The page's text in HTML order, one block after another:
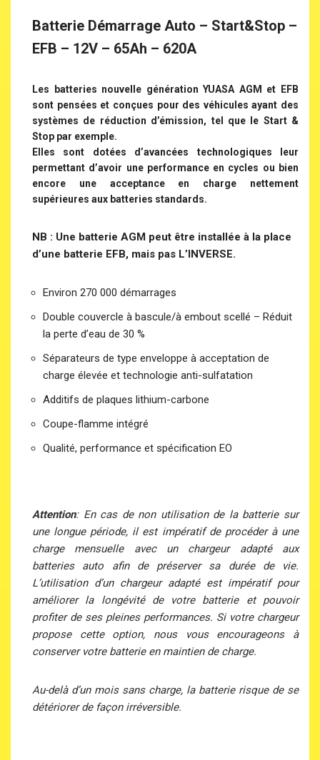
Batterie Démarrage Auto – Start&Stop –
EFB – 12V – 65Ah – 620A
Les batteries nouvelle génération YUASA AGM et EFB
sont pensées et conçues pour des véhicules ayant des
systèmes de réduction d’émission, tel que le Start &
Stop par exemple.
Elles sont dotées d’avancées technologiques leur
permettant d’avoir une performance en cycles ou bien
encore une acceptance en charge nettement
supérieures aux batteries standards.
NB : Une batterie AGM peut être installée à la place
d’une batterie EFB, mais pas L’INVERSE.
Environ 270 000 démarrages
Double couvercle à bascule/à embout scellé – Réduit
la perte d’eau de 30 %
Séparateurs de type enveloppe à acceptation de
charge élevée et technologie anti-sulfatation
Additifs de plaques lithium-carbone
Coupe-flamme intégré
Qualité, performance et spécification EO
Attention: En cas de non utilisation de la batterie sur
une longue période, il est impératif de procéder à une
charge mensuelle avec un chargeur adapté aux
batteries auto afin de préserver sa durée de vie.
L’utilisation d’un chargeur adapté est impératif pour
améliorer la longévité de votre batterie et pouvoir
profiter de ses pleines performances. Si votre chargeur
propose cette option, nous vous encourageons à
conserver votre batterie en maintien de charge.
Au-delà d’un mois sans charge, la batterie risque de se
détériorer de façon irréversible.